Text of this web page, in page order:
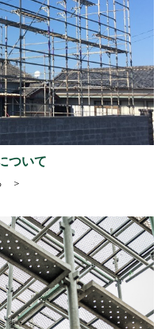
ついて
＞